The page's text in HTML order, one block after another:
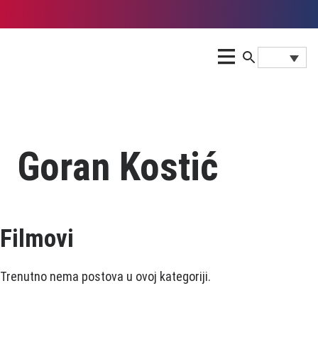
Goran Kostić
Filmovi
Trenutno nema postova u ovoj kategoriji.